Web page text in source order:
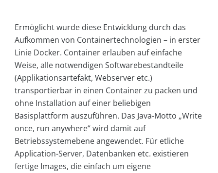
Ermöglicht wurde diese Entwicklung durch das
Aufkommen von Containertechnologien – in erster
Linie Docker. Container erlauben auf einfache
Weise, alle notwendigen Softwarebestandteile
(Applikationsartefakt, Webserver etc.)
transportierbar in einen Container zu packen und
ohne Installation auf einer beliebigen
Basisplattform auszuführen. Das Java-Motto „Write
once, run anywhere“ wird damit auf
Betriebssystemebene angewendet. Für etliche
Application-Server, Datenbanken etc. existieren
fertige Images, die einfach um eigene